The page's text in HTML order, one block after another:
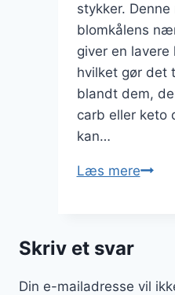
stykker.
blomkålens
giver en lavere
hvilket gør det
blandt dem,
carb eller keto
kan…
Læs mere
Skriv et svar
Din e-mailadresse vil